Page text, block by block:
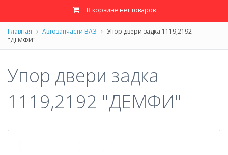
В корзине нет товаров
Главная Автозапчасти ВАЗ
Упор двери задка 1119,2192
"ДЕМФИ"
Упор двери задка
1119,2192 "ДЕМФИ"